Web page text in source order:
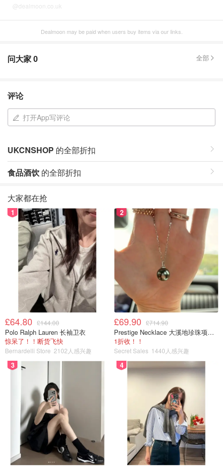
@dealmoon.co.uk
Dealmoon may be paid when users buy items via our links.
问大家0 全部
评论
打开App写评论
UKCNSHOP 的全部折扣
食品酒饮 的全部折扣
大家都在抢
1
£64.80 £144.00
Polo Ralph Lauren 长袖卫衣
惊呆了！！断货飞快
Bernardelli Store 2102人感兴趣
2
£69.90 £714.90
Prestige Necklace 大溪地珍珠项链 10-11mm
1折收！！
Secret Sales 1440人感兴趣
3 4